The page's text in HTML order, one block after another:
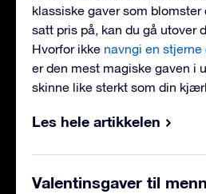
klassiske gaver som
satt pris på, kan du gå utover
Hvorfor ikke navngi en
er den mest magiske gaven i
skinne like sterkt som din
Les hele artikkelen
Valentinsgaver til menn